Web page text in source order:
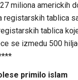
miliona americkih
registarskih tablica
tablica
se izmedu 500
primilo islam